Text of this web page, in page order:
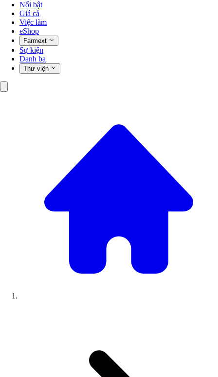
Nổi bật
Giá cả
Việc làm
eShop
Farmext
Sự kiện
Danh bạ
Thư viện